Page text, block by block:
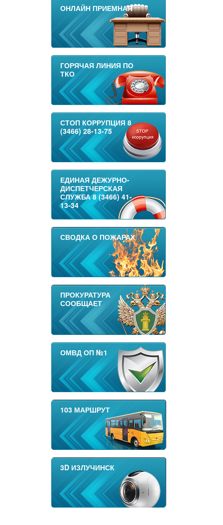
ОНЛАЙН ПРИЕМНАЯ
ГОРЯЧАЯ ЛИНИЯ ПО
ТКО
СТОП КОРРУПЦИЯ 8
(3466) 28-13-75
ЕДИНАЯ ДЕЖУРНО-
ДИСПЕТЧЕРСКАЯ
СЛУЖБА 8 (3466) 41-
13-34
СВОДКА О ПОЖАРАХ
ПРОКУРАТУРА
СООБЩАЕТ
ОМВД ОП №1
103 МАРШРУТ
3D ИЗЛУЧИНСК